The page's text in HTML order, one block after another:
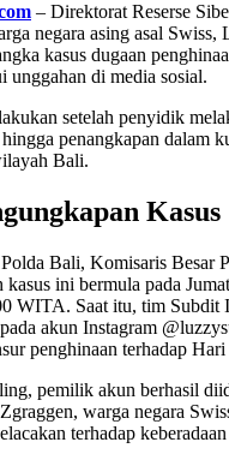
– Direktorat Reserse
negara asing asal Swiss,
kasus dugaan
unggahan di media sosial.
setelah penyidik
penangkapan dalam
Bali.
Kasus
Bali, Komisaris Besar
kasus ini bermula pada
WITA. Saat itu, tim Subdit
akun Instagram
penghinaan terhadap
pemilik akun berhasil
warga negara
terhadap